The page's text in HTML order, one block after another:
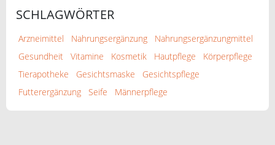
SCHLAGWÖRTER
Arzneimittel Nahrungsergänzung
Nahrungsergänzungmittel
Gesundheit
Vitamine Kosmetik Hautpflege
Körperpflege
Tierapotheke
Gesichtsmaske
Gesichtspflege
Futterergänzung
Seife Männerpflege